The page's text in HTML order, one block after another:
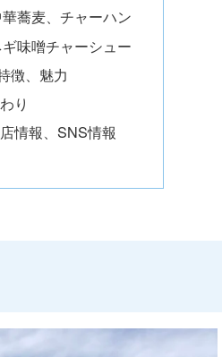
蕎麦、チャーハン
味噌チャーシュー
徴、魅力
り
情報、SNS情報